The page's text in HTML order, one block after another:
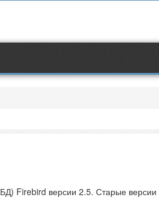
Firebird версии 2.5. Старые